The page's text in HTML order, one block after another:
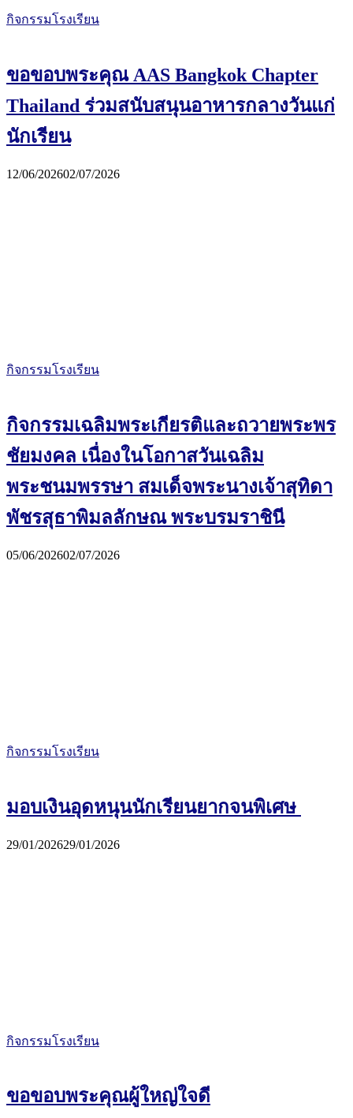
กิจกรรมโรงเรียน
ขอขอบพระคุณ AAS Bangkok Chapter
Thailand ร่วมสนับสนุนอาหารกลางวันแก่
นักเรียน
12/06/202602/07/2026
กิจกรรมโรงเรียน
กิจกรรมเฉลิมพระเกียรติและถวายพระพร
ชัยมงคล เนื่องในโอกาสวันเฉลิม
พระชนมพรรษา สมเด็จพระนางเจ้าสุทิดา
พัชรสุธาพิมลลักษณ พระบรมราชินี
05/06/202602/07/2026
กิจกรรมโรงเรียน
มอบเงินอุดหนุนนักเรียนยากจนพิเศษ
29/01/202629/01/2026
กิจกรรมโรงเรียน
ขอขอบพระคุณผู้ใหญ่ใจดี